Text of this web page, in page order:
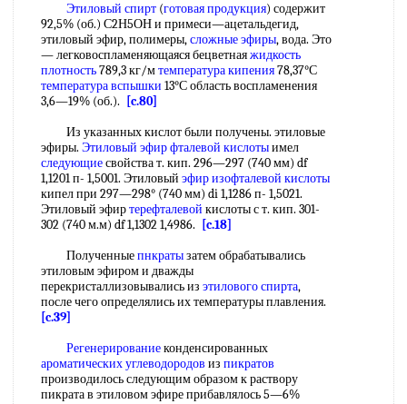
Этиловый спирт (готовая продукция) содержит
92,5% (об.) С2Н5ОН и примеси—ацетальдегид,
этиловый эфир, полимеры,сложные эфиры, вода. Это
— легковоспламеняющаяся бецветнаяжидкость
плотность789,3 кг/мтемпература кипения78,37°С
температура вспышки 13°С область воспламенения
3,6—19% (об.).
[c.80]
Из указанных кислот были получены. этиловые
эфиры. Этиловый эфир фталевой кислотыимел
следующиесвойства т. кип. 296—297 (740 мм) df
1,1201 п- 1,5001. Этиловый эфир изофталевой кислоты
кипел при 297—298° (740 мм) di 1,1286 п- 1,5021.
Этиловый эфиртерефталевой кислоты с т. кип. 301-
302 (740 м.м) df 1,1302 1,4986.
[c.18]
Полученныепнкратызатем обрабатывались
этиловым эфиром и дважды
перекристаллизовывались из этилового спирта,
после чего определялись их температуры плавления.
[c.39]
Регенерированиеконденсированных
ароматических углеводородов из пикратов
производилось следующим образом к раствору
пикрата в этиловом эфире прибавлялось 5—6%